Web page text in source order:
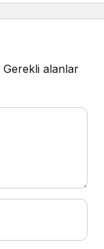
Gerekli alanlar